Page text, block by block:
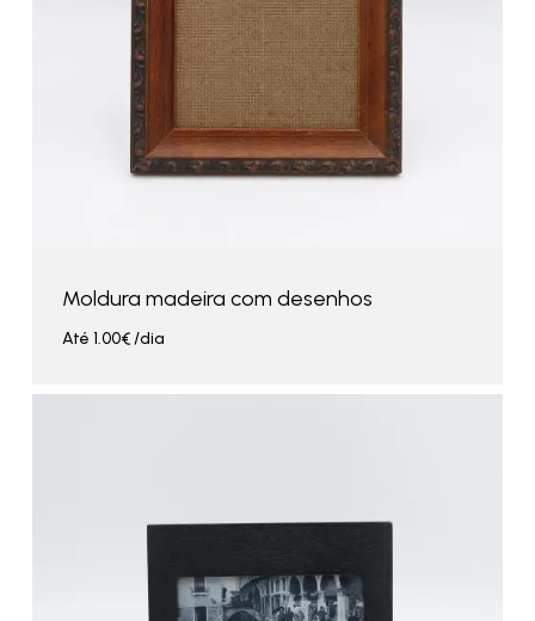
Moldura madeira com desenhos
Até 1.00€/dia